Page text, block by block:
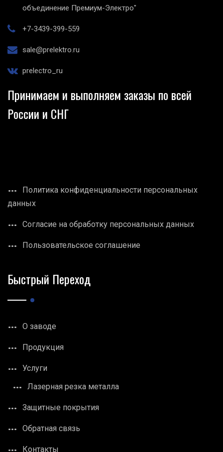
объединение Премиум-Электро"
+7-3439-399-559
sale@prelektro.ru
prelectro_ru
Принимаем и выполняем заказы по всей
России и СНГ
Политика конфиденциальности персональных
данных
Согласие на обработку персональных данных
Пользовательское соглашение
Быстрый Переход
О заводе
Продукция
Услуги
Лазерная резка металла
Защитные покрытия
Обратная связь
Контакты